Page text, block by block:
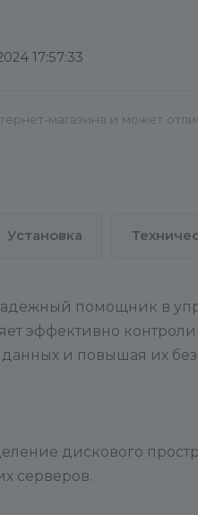
17:57:33
магазина и может
Установка
помощник в
эффективно
и повышая их
дискового
серверов.